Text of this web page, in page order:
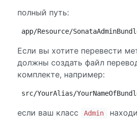
полный путь:
app/Resource/
Если вы хотите перевести
должны создать файл
комплекте, например:
src/YourAlias/
если ваш класс Admin